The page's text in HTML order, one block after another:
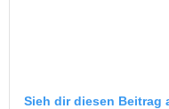
Sieh dir diesen Beitrag